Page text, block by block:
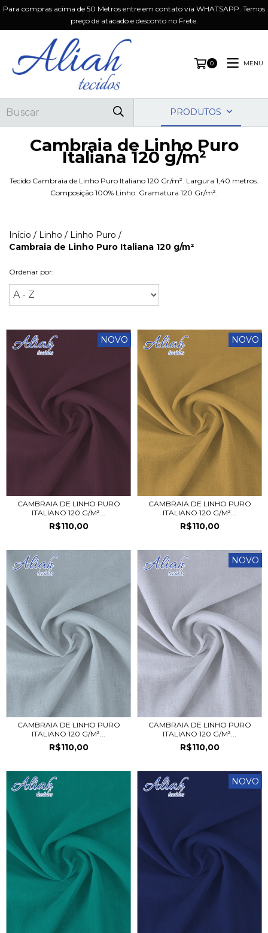
Para compras acima de 50 Metros entre em contato via WHATSAPP. Temos
preço de atacado e desconto no Frete.
0 MENU
PRODUTOS
Cambraia de Linho Puro
Italiana 120 g/m²
Tecido Cambraia de Linho Puro Italiano 120 Gr/m². Largura 1,40 metros.
Composição 100% Linho. Gramatura 120 Gr/m².
Início / Linho / Linho Puro /
Cambraia de Linho Puro Italiana 120 g/m²
Ordenar por:
NOVO
CAMBRAIA DE LINHO PURO
ITALIANO 120 G/M²...
R$110,00
NOVO
CAMBRAIA DE LINHO PURO
ITALIANO 120 G/M²...
R$110,00
CAMBRAIA DE LINHO PURO
ITALIANO 120 G/M²...
R$110,00
NOVO
CAMBRAIA DE LINHO PURO
ITALIANO 120 G/M²...
R$110,00
NOVO